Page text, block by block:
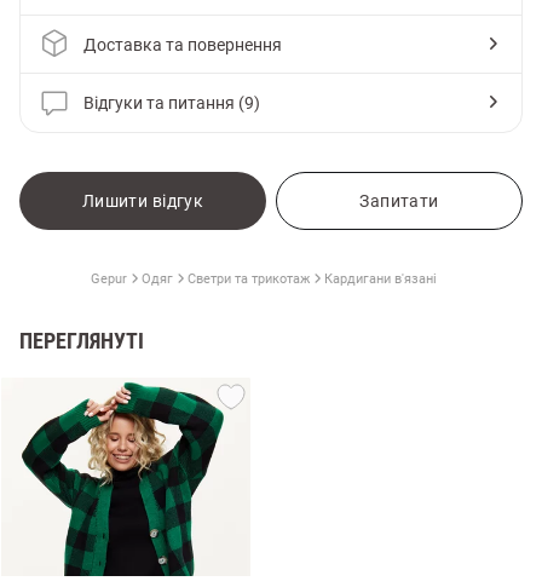
Доставка та повернення
Відгуки та питання (9)
Лишити відгук Запитати
Gepur Одяг Светри та трикотаж Кардигани в'язані
ПЕРЕГЛЯНУТІ